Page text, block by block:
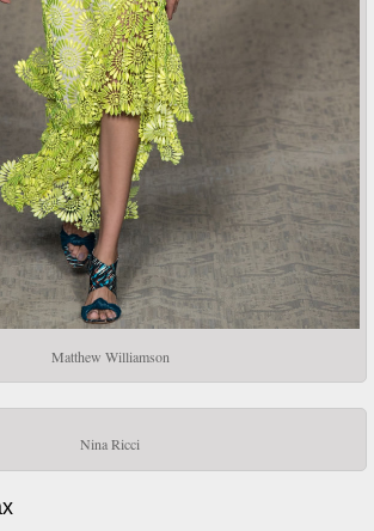
Matthew Williamson
Nina Ricci